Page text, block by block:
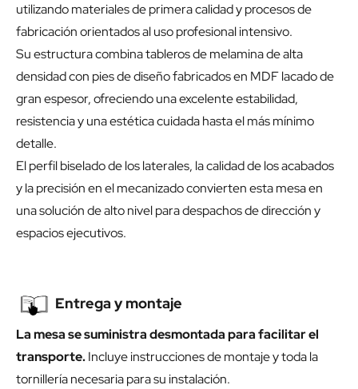
utilizando materiales de primera calidad y procesos de
fabricación orientados al uso profesional intensivo.
Su estructura combina tableros de melamina de alta
densidad con pies de diseño fabricados en MDF lacado de
gran espesor, ofreciendo una excelente estabilidad,
resistencia y una estética cuidada hasta el más mínimo
detalle.
El perfil biselado de los laterales, la calidad de los acabados
y la precisión en el mecanizado convierten esta mesa en
una solución de alto nivel para despachos de dirección y
espacios ejecutivos.
Entrega y montaje
La mesa se suministra desmontada para facilitar el
transporte.Incluye instrucciones de montaje y toda la
tornillería necesaria para su instalación.